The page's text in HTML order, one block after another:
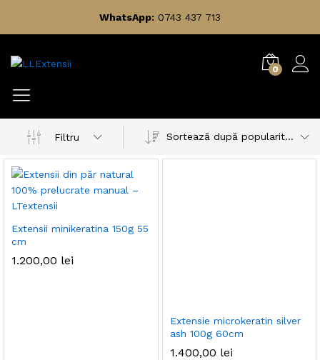
WhatsApp: 0743 437 713
0
Filtru Sortează după popularitatea vânzărilor
Extensii minikeratina 150g 55
cm
1.200,00 lei
Extensie microkeratin silver
ash 100g 60cm
1.400,00 lei